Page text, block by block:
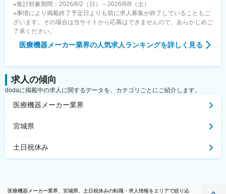
※集計対象期間：2026/8/2（日）～2026/8/8（土）
※事情により掲載終了予定日よりも前に求人募集が終了していることもご
ざいます。その場合は当サイトから応募はできませんので、あらかじめご
了承ください。
医療機器メーカー業界の人気求人ランキングを詳しく見る
求人の傾向
dodaに掲載中の求人に関するデータを、カテゴリごとにご紹介します。
医療機器メーカー業界
宮城県
土日祝休み
医療機器メーカー業界、宮城県、土日祝休みの転職・求人情報をエリアで絞り込